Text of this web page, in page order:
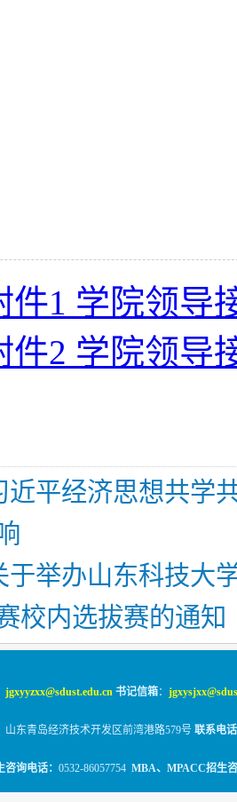
件1 学院领导
件2 学院领导
近平经济思想共学
于举办山东科技大
校内选拔赛的通知
jgxyyzxx@sdust.edu.cn 书记信箱：
山东青岛经济技术开发区前湾港路579号 联系电话
询电话： 0532-86057754 MBA、MPACC招生